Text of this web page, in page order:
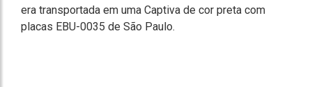
era transportada em uma Captiva de cor preta com
placas EBU-0035 de São Paulo.